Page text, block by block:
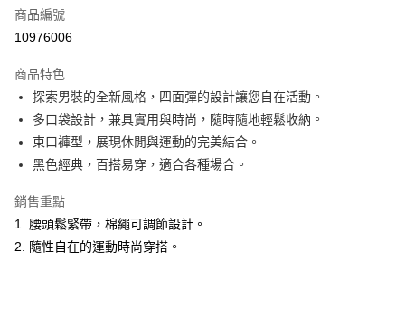
超商取貨付款
Apple Pay
悠遊付
ATM付款
運送方式
全家取貨付款
每筆NT$60，滿NT$1,500(含以上)免運費
商品編號
10976006
商品特色
探索男裝的全新風格，四面彈的設計讓您自在活動。
多口袋設計，兼具實用與時尚，隨時隨地輕鬆收納。
束口褲型，展現休閒與運動的完美結合。
黑色經典，百搭易穿，適合各種場合。
銷售重點
1. 腰頭鬆緊帶，棉繩可調節設計。
2. 隨性自在的運動時尚穿搭。